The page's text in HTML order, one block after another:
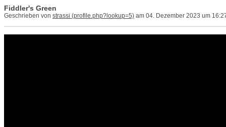
Fiddler's Green
Geschrieben von strassi am 04. Dezember 2023 um